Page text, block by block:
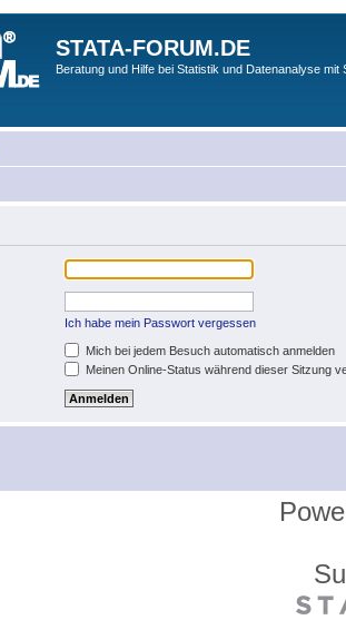
STATA-FORUM.DE
Beratung und Hilfe bei Statistik und Datenanalyse mit
Ich habe mein Passwort vergessen
Mich bei jedem Besuch automatisch anmelden
Meinen Online-Status während dieser Sitzung